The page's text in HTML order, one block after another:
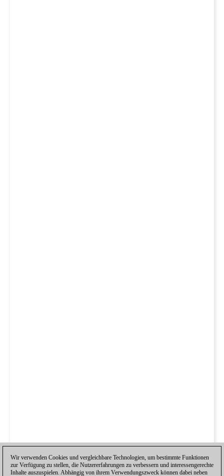
Wir verwenden Cookies und vergleichbare Technologien, um bestimmte Funktionen
zur Verfügung zu stellen, die Nutzererfahrungen zu verbessern und interessengerechte
Inhalte auszuspielen. Abhängig von ihrem Verwendungszweck können dabei neben